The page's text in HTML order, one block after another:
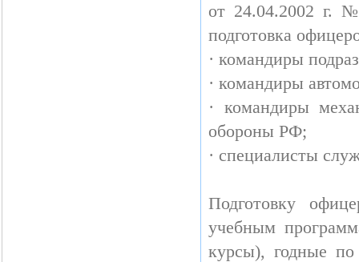
от 24.04.2002 г.
подготовка
· командиры
· командиры
· командиры
обороны РФ;
· специалисты
Подготовку
учебным
курсы), годные